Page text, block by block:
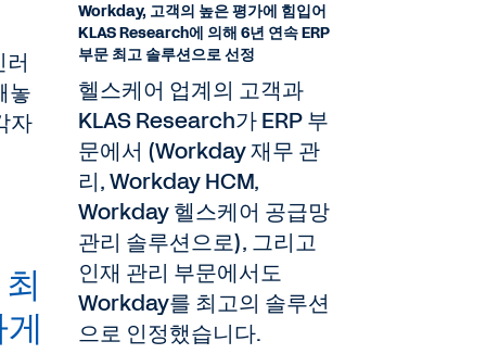
놓
자
Workday, 고객의 높은 평가에 힘입어
KLAS Research에 의해 6년 연속 ERP
부문 최고 솔루션으로 선정
헬스케어 업계의 고객과
KLAS Research가 ERP 부
문에서 (Workday 재무 관
리, Workday HCM,
Workday 헬스케어 공급망
관리 솔루션으로), 그리고
인재 관리 부문에서도
Workday를 최고의 솔루션
으로 인정했습니다.